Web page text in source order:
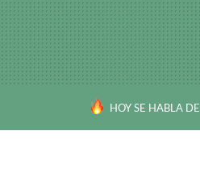
HOY SE HABLA DE